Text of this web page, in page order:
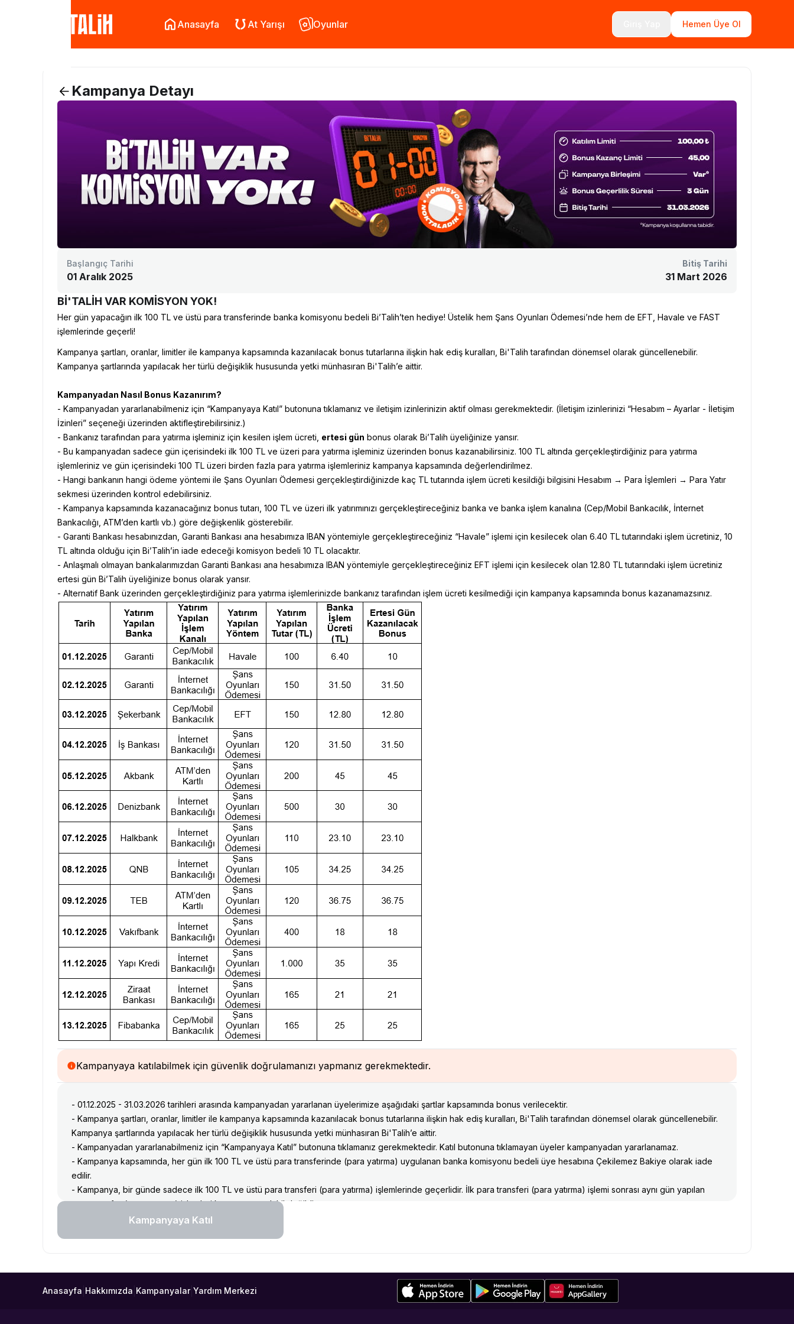
Anasayfa At Yarışı Oyunlar Hemen Üye Ol
Kampanya Detayı
Başlangıç Tarihi
01 Aralık 2025
Bitiş Tarihi
31 Mart 2026
Bİ'TALİH VAR KOMİSYON YOK!
Her gün yapacağın ilk 100 TL ve üstü para transferinde banka komisyonu bedeli Bi’Talih’ten hediye! Üstelik hem Şans Oyunları Ödemesi’nde hem de EFT, Havale ve FAST
işlemlerinde geçerli!
Kampanya şartları, oranlar, limitler ile kampanya kapsamında kazanılacak bonus tutarlarına ilişkin hak ediş kuralları, Bi'Talih tarafından dönemsel olarak güncellenebilir.
Kampanya şartlarında yapılacak her türlü değişiklik hususunda yetki münhasıran Bi'Talih’e aittir.
Kampanyadan Nasıl Bonus Kazanırım?
- Kampanyadan yararlanabilmeniz için “Kampanyaya Katıl” butonuna tıklamanız ve iletişim izinlerinizin aktif olması gerekmektedir. (İletişim izinlerinizi “Hesabım – Ayarlar - İletişim
İzinleri” seçeneği üzerinden aktifleştirebilirsiniz.)
- Bankanız tarafından para yatırma işleminiz için kesilen işlem ücreti, ertesi gün bonus olarak Bi’Talih üyeliğinize yansır.
- Bu kampanyadan sadece gün içerisindeki ilk 100 TL ve üzeri para yatırma işleminiz üzerinden bonus kazanabilirsiniz. 100 TL altında gerçekleştirdiğiniz para yatırma
işlemleriniz ve gün içerisindeki 100 TL üzeri birden fazla para yatırma işlemleriniz kampanya kapsamında değerlendirilmez.
- Hangi bankanın hangi ödeme yöntemi ile Şans Oyunları Ödemesi gerçekleştirdiğinizde kaç TL tutarında işlem ücreti kesildiği bilgisini Hesabım → Para İşlemleri → Para Yatır
sekmesi üzerinden kontrol edebilirsiniz.
- Kampanya kapsamında kazanacağınız bonus tutarı, 100 TL ve üzeri ilk yatırımınızı gerçekleştireceğiniz banka ve banka işlem kanalına (Cep/Mobil Bankacılık, İnternet
Bankacılığı, ATM’den kartlı vb.) göre değişkenlik gösterebilir.
- Garanti Bankası hesabınızdan, Garanti Bankası ana hesabımıza IBAN yöntemiyle gerçekleştireceğiniz “Havale” işlemi için kesilecek olan 6.40 TL tutarındaki işlem ücretiniz, 10
TL altında olduğu için Bi’Talih’in iade edeceği komisyon bedeli 10 TL olacaktır.
- Anlaşmalı olmayan bankalarımızdan Garanti Bankası ana hesabımıza IBAN yöntemiyle gerçekleştireceğiniz EFT işlemi için kesilecek olan 12.80 TL tutarındaki işlem ücretiniz
ertesi gün Bi’Talih üyeliğinize bonus olarak yansır.
- Alternatif Bank üzerinden gerçekleştirdiğiniz para yatırma işlemlerinizde bankanız tarafından işlem ücreti kesilmediği için kampanya kapsamında bonus kazanamazsınız.
Kampanyaya katılabilmek için güvenlik doğrulamanızı yapmanız gerekmektedir.
- 01.12.2025 - 31.03.2026 tarihleri arasında kampanyadan yararlanan üyelerimize aşağıdaki şartlar kapsamında bonus verilecektir.
- Kampanya şartları, oranlar, limitler ile kampanya kapsamında kazanılacak bonus tutarlarına ilişkin hak ediş kuralları, Bi'Talih tarafından dönemsel olarak güncellenebilir.
Kampanya şartlarında yapılacak her türlü değişiklik hususunda yetki münhasıran Bi'Talih’e aittir.
- Kampanyadan yararlanabilmeniz için “Kampanyaya Katıl” butonuna tıklamanız gerekmektedir. Katıl butonuna tıklamayan üyeler kampanyadan yararlanamaz.
- Kampanya kapsamında, her gün ilk 100 TL ve üstü para transferinde (para yatırma) uygulanan banka komisyonu bedeli üye hesabına Çekilemez Bakiye olarak iade
edilir.
- Kampanya, bir günde sadece ilk 100 TL ve üstü para transferi (para yatırma) işlemlerinde geçerlidir. İlk para transferi (para yatırma) işlemi sonrası aynı gün yapılan
para transfer (para yatırma) işlemleri kampanyaya dahil değildir.
- Bu kampanyadan, ayrı ayrı günlerdeki 100 TL ve üstü yapılan her ilk para transferi (para yatırma) işlemi için kampanya bitiş tarihine kadar yararlanılabilir.
- Para transfer (para yatırma) işlemi 100 TL ve üstü bir tutar olmalıdır. 100 TL’nin altında gerçekleştirilen işlemler kampanyaya dahil değildir.
- Banka komisyonları, her bankaya ve her bankanın ödeme kanallarına (İnternet Bankacılığı, Cep/Mobil Bankacılık, ATM Kartlı işlem vb) göre değişiklik
gösterebilmektedir. Bi’Talih’in iade edeceği tutar, her bankanın para transferi (para yatırma) sırasında uyguladığı komisyon tutarı kadar olacaktır.
- Garanti Bankası ana hesabımıza IBAN yöntemiyle gerçekleştireceğiniz EFT, Havale, FAST işlemleri için bankanız tarafından kesilen işlem ücretleri de ertesi gün Bi’Talih
Kampanyaya Katıl
Anasayfa Hakkımızda Kampanyalar| Yardım Merkezi